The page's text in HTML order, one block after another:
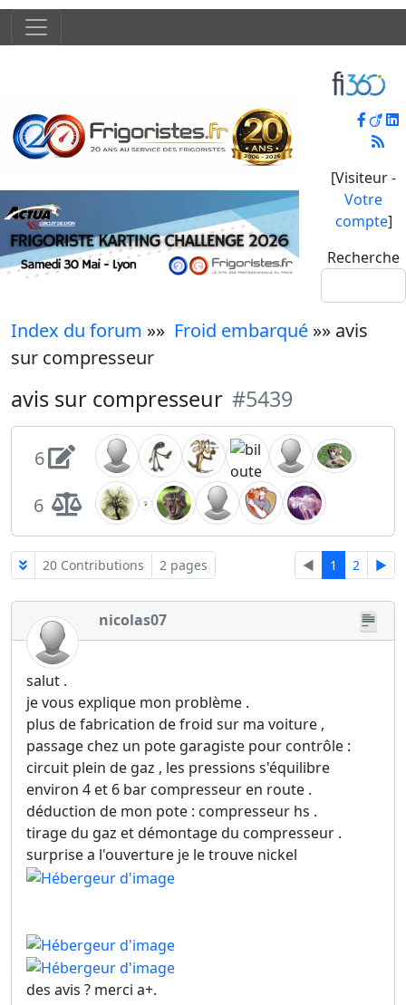
[Visiteur -
Votre
compte]
Recherche
Index du forum »» Froid embarqué »» avis
sur compresseur
avis sur compresseur #5439
6
6
20 Contributions 2 pages ◄ 1 2 ►
nicolas07
salut .
je vous explique mon problème .
plus de fabrication de froid sur ma voiture ,
passage chez un pote garagiste pour contrôle :
circuit plein de gaz , les pressions s'équilibre
environ 4 et 6 bar compresseur en route .
déduction de mon pote : compresseur hs .
tirage du gaz et démontage du compresseur .
surprise a l'ouverture je le trouve nickel
des avis ? merci a+.